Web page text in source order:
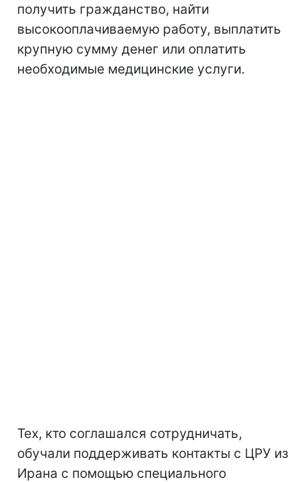
получить гражданство, найти
высокооплачиваемую работу, выплатить
крупную сумму денег или оплатить
необходимые медицинские услуги.
Тех, кто соглашался сотрудничать,
обучали поддерживать контакты с ЦРУ из
Ирана с помощью специального